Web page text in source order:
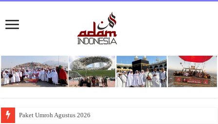
Paket Umroh Agustus 2026